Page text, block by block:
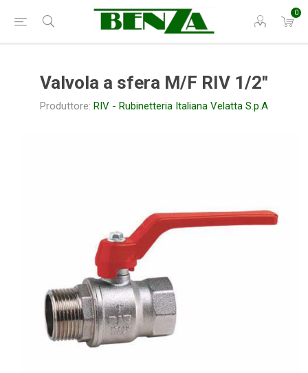
0
Valvola a sfera M/F RIV 1/2"
Produttore: RIV - Rubinetteria Italiana Velatta S.p.A